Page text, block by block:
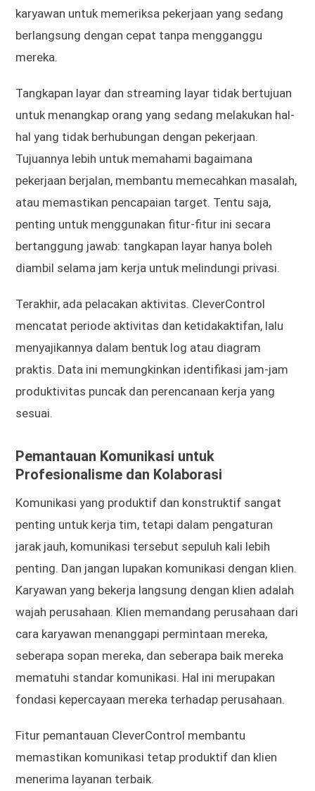
karyawan untuk memeriksa pekerjaan yang sedang
berlangsung dengan cepat tanpa mengganggu
mereka.
Tangkapan layar dan streaming layar tidak bertujuan
untuk menangkap orang yang sedang melakukan hal-
hal yang tidak berhubungan dengan pekerjaan.
Tujuannya lebih untuk memahami bagaimana
pekerjaan berjalan, membantu memecahkan masalah,
atau memastikan pencapaian target. Tentu saja,
penting untuk menggunakan fitur-fitur ini secara
bertanggung jawab: tangkapan layar hanya boleh
diambil selama jam kerja untuk melindungi privasi.
Terakhir, ada pelacakan aktivitas. CleverControl
mencatat periode aktivitas dan ketidakaktifan, lalu
menyajikannya dalam bentuk log atau diagram
praktis. Data ini memungkinkan identifikasi jam-jam
produktivitas puncak dan perencanaan kerja yang
sesuai.
Pemantauan Komunikasi untuk
Profesionalisme dan Kolaborasi
Komunikasi yang produktif dan konstruktif sangat
penting untuk kerja tim, tetapi dalam pengaturan
jarak jauh, komunikasi tersebut sepuluh kali lebih
penting. Dan jangan lupakan komunikasi dengan klien.
Karyawan yang bekerja langsung dengan klien adalah
wajah perusahaan. Klien memandang perusahaan dari
cara karyawan menanggapi permintaan mereka,
seberapa sopan mereka, dan seberapa baik mereka
mematuhi standar komunikasi. Hal ini merupakan
fondasi kepercayaan mereka terhadap perusahaan.
Fitur pemantauan CleverControl membantu
memastikan komunikasi tetap produktif dan klien
menerima layanan terbaik.